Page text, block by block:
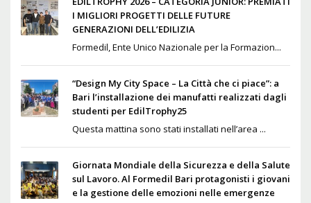
I MIGLIORI PROGETTI DELLE FUTURE
GENERAZIONI DELL’EDILIZIA
Formedil, Ente Unico Nazionale per la Formazion...
“Design My City Space – La Città che ci piace”: a
Bari l’installazione dei manufatti realizzati dagli
studenti per EdilTrophy25
Questa mattina sono stati installati nell’area ...
Giornata Mondiale della Sicurezza e della Salute
sul Lavoro. Al Formedil Bari protagonisti i giovani
e la gestione delle emozioni nelle emergenze